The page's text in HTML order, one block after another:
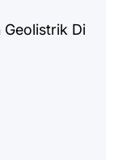
Geolistrik Di